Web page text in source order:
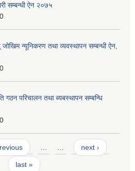
सम्बन्धी ऐन २०७५
जोखिम न्यूनिकरण तथा व्यवस्थापन सम्बन्धी ऐन,
गठन परिचालन तथा ब्यबस्थापन सम्बन्धि
… … next ›
last »